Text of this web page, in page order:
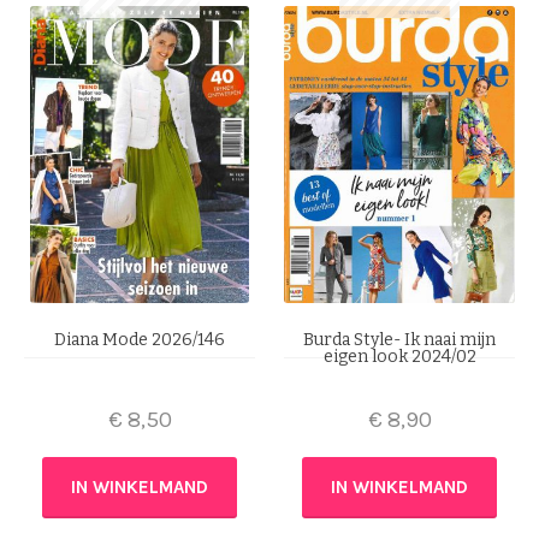
Diana Mode 2026/146
€ 8,50
IN WINKELMAND
Burda Style- Ik naai mijn
eigen look 2024/02
€ 8,90
IN WINKELMAND